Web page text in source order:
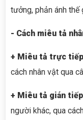
tưởng, phản ánh thế
- Cách miêu tả
+ Miêu tả trực tiếp
cách nhân vật qua
+ Miêu tả gián tiếp
người khác, qua